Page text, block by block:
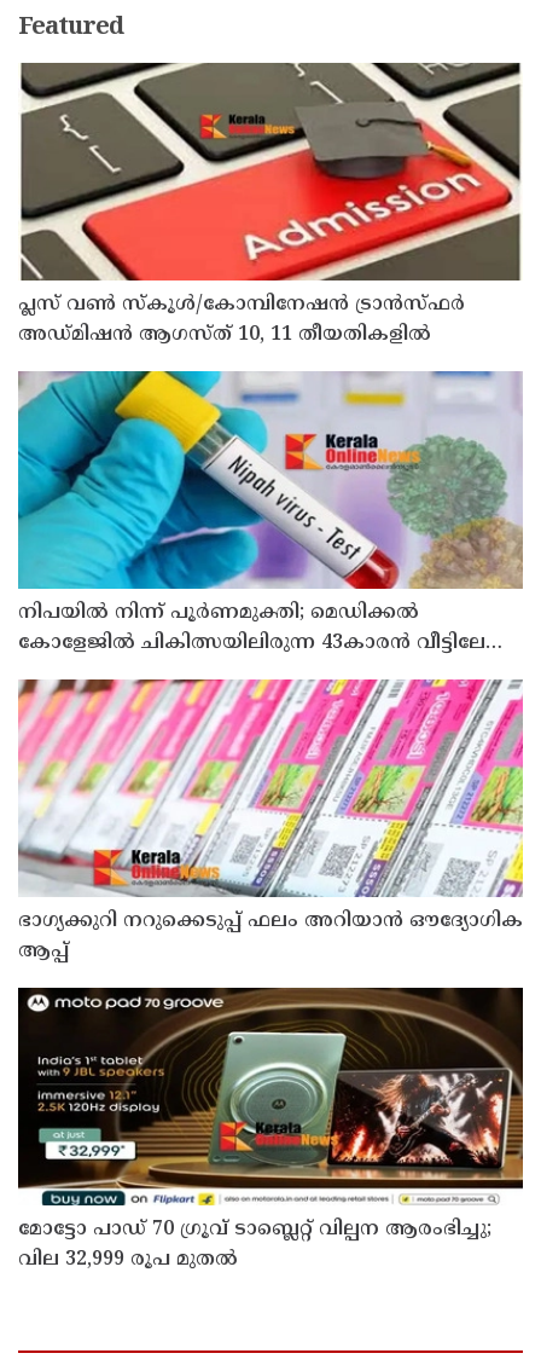
Featured
പ്ലസ് വൺ സ്‌കൂൾ/കോമ്പിനേഷൻ ട്രാൻസ്ഫർ
അഡ്മിഷൻ ആഗസ്ത് 10, 11 തീയതികളിൽ
നിപയിൽ നിന്ന് പൂർണമുക്തി; മെഡിക്കൽ
കോളേജിൽ ചികിത്സയിലിരുന്ന 43കാരൻ വീട്ടിലേക്ക്
ഭാഗ്യക്കുറി നറുക്കെടുപ്പ് ഫലം അറിയാൻ ഔദ്യോഗിക
ആപ്പ്
മോട്ടോ പാഡ് 70 ഗ്രൂവ് ടാബ്ലെറ്റ് വില്പന ആരംഭിച്ചു;
വില 32,999 രൂപ മുതൽ